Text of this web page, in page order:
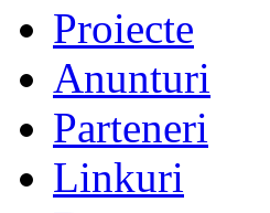
Proiecte
Anunturi
Parteneri
Linkuri